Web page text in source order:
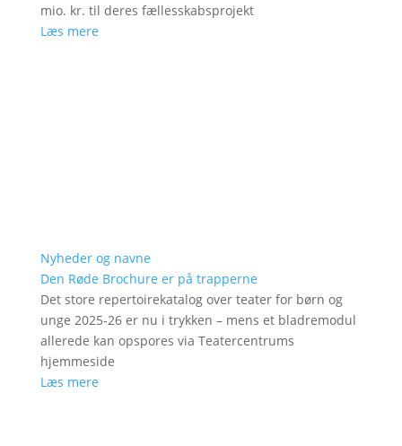
mio. kr. til deres fællesskabsprojekt
Læs mere
Nyheder og navne
Den Røde Brochure er på trapperne
Det store repertoirekatalog over teater for børn og
unge 2025-26 er nu i trykken – mens et bladremodul
allerede kan opspores via Teatercentrums
hjemmeside
Læs mere